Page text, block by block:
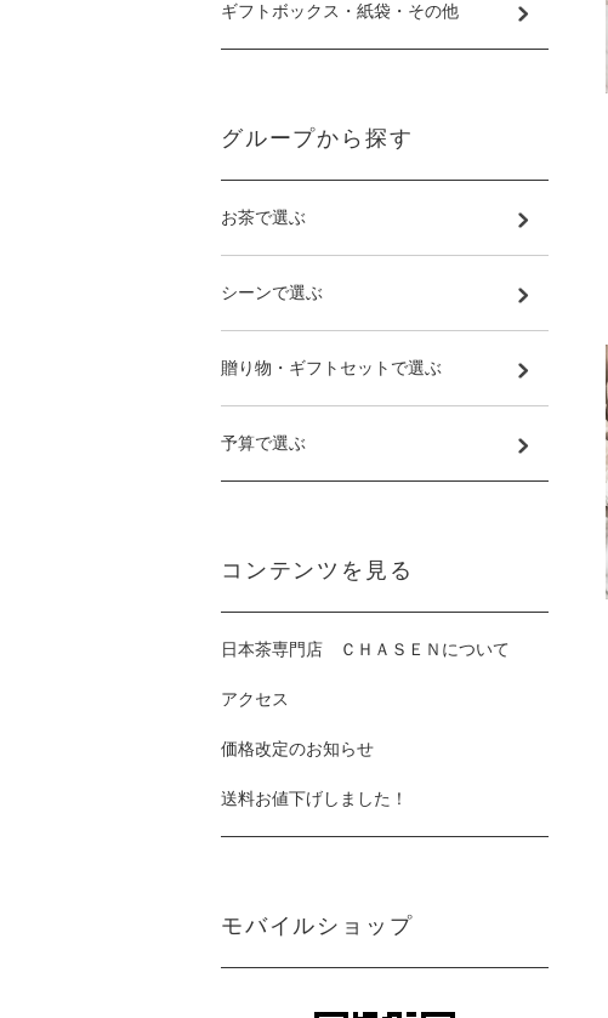
ギフトボックス・紙袋・その他
グループから探す
お茶で選ぶ
シーンで選ぶ
贈り物・ギフトセットで選ぶ
予算で選ぶ
コンテンツを見る
日本茶専門店 ＣＨＡＳＥＮについて
アクセス
価格改定のお知らせ
送料お値下げしました！
モバイルショップ